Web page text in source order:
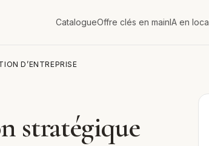
CatalogueOffre clés en mainIA en
D’ENTREPRISE
stratégique